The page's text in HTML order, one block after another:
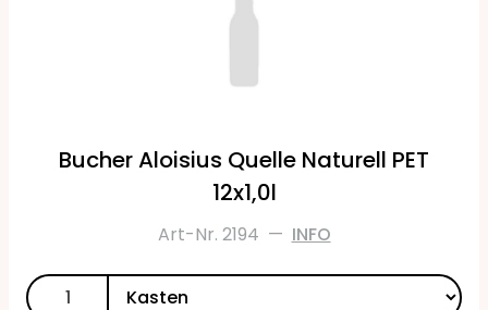
Bucher Aloisius Quelle Naturell PET
12x1,0l
Art-Nr. 2194 — INFO